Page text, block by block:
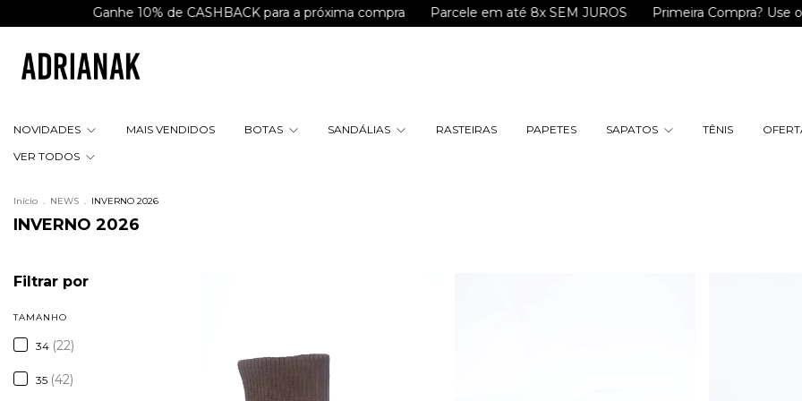
10% de CASHBACK para a próxima compra Parcele em até 8x SEM JUROS Primeira Compra? Use o cupom
NOVIDADES MAIS VENDIDOS BOTAS SANDÁLIAS RASTEIRAS PAPETES SAPATOS TÊNIS
VER TODOS
Início . NEWS . INVERNO 2026
INVERNO 2026
Filtrar por
TAMANHO
34 (22)
35 (42)